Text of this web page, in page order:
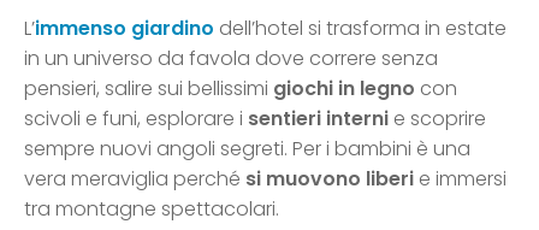
L’immenso giardino dell’hotel si trasforma in estate
in un universo da favola dove correre senza
pensieri, salire sui bellissimi giochi in legno con
scivoli e funi, esplorare i sentieri interni e scoprire
sempre nuovi angoli segreti. Per i bambini è una
vera meraviglia perché si muovono liberi e immersi
tra montagne spettacolari.